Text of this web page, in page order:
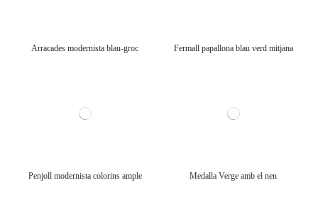
Arracades modernista blau-groc Fermall papallona blau verd mitjana
Penjoll modernista colorins ample Medalla Verge amb el nen